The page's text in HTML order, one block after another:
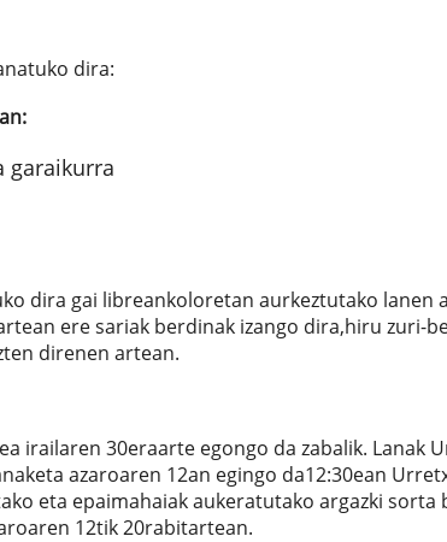
dira:
garaikurra
dira gai libreankoloretan aurkeztutako
ere sariak berdinak izango dira,hiru zuri-
direnen artean.
irailaren 30eraarte egongo da zabalik.
azaroaren 12an egingo da12:30ean
eta epaimahaiak aukeratutako argazki sorta
12tik 20rabitartean.